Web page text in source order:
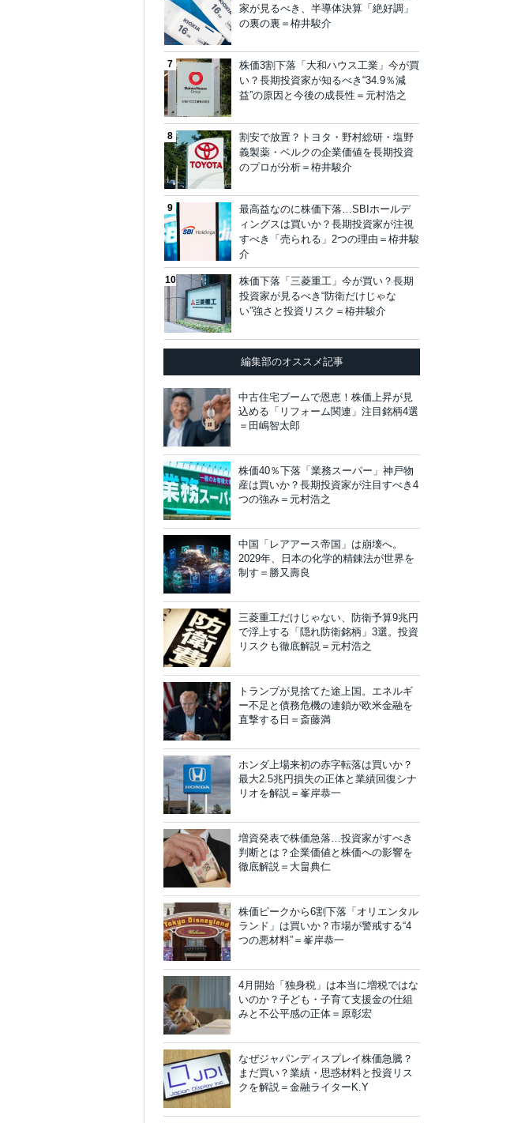
家が見るべき、半導体決算「絶好調」
の裏の裏＝栫井駿介
株価3割下落「大和ハウス工業」今が買
い？長期投資家が知るべき“34.9％減
益”の原因と今後の成長性＝元村浩之
割安で放置？トヨタ・野村総研・塩野
義製薬・ベルクの企業価値を長期投資
のプロが分析＝栫井駿介
最高益なのに株価下落…SBIホールデ
ィングスは買いか？長期投資家が注視
すべき「売られる」2つの理由＝栫井駿
介
株価下落「三菱重工」今が買い？長期
投資家が見るべき“防衛だけじゃな
い”強さと投資リスク＝栫井駿介
編集部のオススメ記事
中古住宅ブームで恩恵！株価上昇が見
込める「リフォーム関連」注目銘柄4選
＝田嶋智太郎
株価40％下落「業務スーパー」神戸物
産は買いか？長期投資家が注目すべき4
つの強み＝元村浩之
中国「レアアース帝国」は崩壊へ。
2029年、日本の化学的精錬法が世界を
制す＝勝又壽良
三菱重工だけじゃない、防衛予算9兆円
で浮上する「隠れ防衛銘柄」3選。投資
リスクも徹底解説＝元村浩之
トランプが見捨てた途上国。エネルギ
ー不足と債務危機の連鎖が欧米金融を
直撃する日＝斎藤満
ホンダ上場来初の赤字転落は買いか？
最大2.5兆円損失の正体と業績回復シナ
リオを解説＝峯岸恭一
増資発表で株価急落…投資家がすべき
判断とは？企業価値と株価への影響を
徹底解説＝大畠典仁
株価ピークから6割下落「オリエンタル
ランド」は買いか？市場が警戒する“4
つの悪材料”＝峯岸恭一
4月開始「独身税」は本当に増税ではな
いのか？子ども・子育て支援金の仕組
みと不公平感の正体＝原彰宏
なぜジャパンディスプレイ株価急騰？
まだ買い？業績・思惑材料と投資リス
クを解説＝金融ライターK.Y